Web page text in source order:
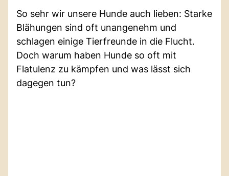
So sehr wir unsere Hunde auch lieben: Starke
Blähungen sind oft unangenehm und
schlagen einige Tierfreunde in die Flucht.
Doch warum haben Hunde so oft mit
Flatulenz zu kämpfen und was lässt sich
dagegen tun?